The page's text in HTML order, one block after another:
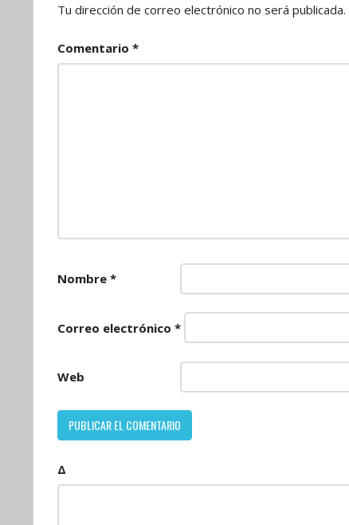
Tu dirección de correo electrónico no será publicada.
Comentario *
Nombre *
Correo electrónico *
Web
Δ